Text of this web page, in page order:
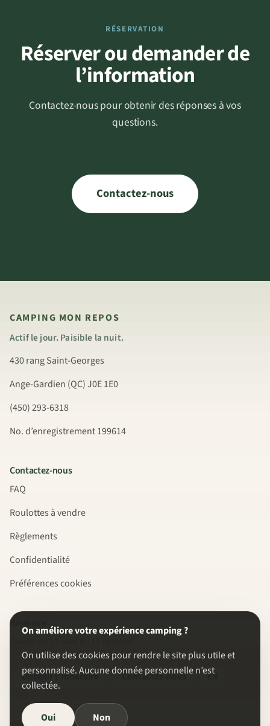
RÉSERVATION
Réserver ou demander de
l’information
Contactez-nous pour obtenir des réponses à vos
questions.
Contactez-nous
CAMPING MON REPOS
Actif le jour. Paisible la nuit.
430 rang Saint-Georges
Ange-Gardien (QC) J0E 1E0
(450) 293-6318
No. d’enregistrement 199614
Contactez-nous
FAQ
Roulottes à vendre
Règlements
Confidentialité
Préférences cookies
Itinéraire
Obtenir l’itinéraire Contactez-nous EN
On améliore votre expérience camping ?
On utilise des cookies pour rendre le site plus utile et
personnalisé. Aucune donnée personnelle n’est
collectée.
Oui Non